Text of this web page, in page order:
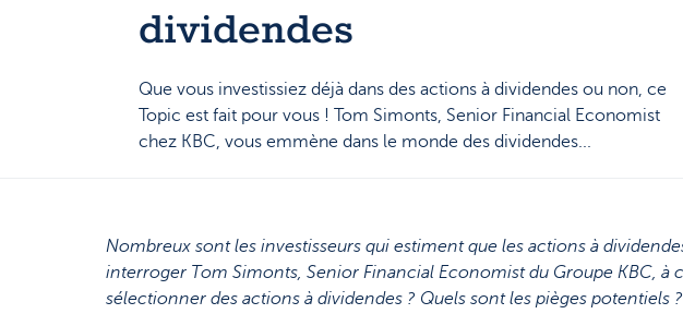
dividendes
Que vous investissiez déjà dans des actions à dividendes ou non, ce
Topic est fait pour vous ! Tom Simonts, Senior Financial Economist
chez KBC, vous emmène dans le monde des dividendes...
Nombreux sont les investisseurs qui estiment que les actions à
interroger Tom Simonts, Senior Financial Economist du Groupe KBC,
sélectionner des actions à dividendes ? Quels sont les pièges